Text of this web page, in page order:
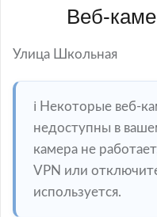
Веб-
Улица Школьная
ℹ️ Некоторые веб-
недоступны в
камера не
VPN или
используется.